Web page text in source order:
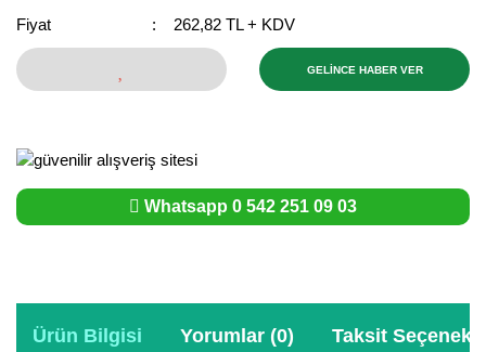
Fiyat
262,82 TL + KDV
GELİNCE HABER VER
Whatsapp 0 542 251 09 03
Ürün Bilgisi Yorumlar (0) Taksit